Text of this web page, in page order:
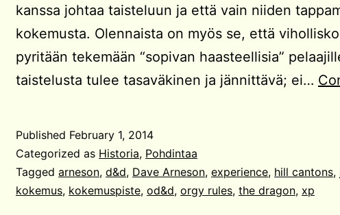
kanssa johtaa taisteluun ja että vain niiden
kokemusta. Olennaista on myös se, että
pyritään tekemään “sopivan haasteellisia”
taistelusta tulee tasaväkinen ja jännittävä; ei…
Published February 1, 2014
Categorized as Historia, Pohdintaa
Tagged arneson, d&d, Dave Arneson, experience, hill cantons,
kokemus, kokemuspiste, od&d, orgy rules, the dragon, xp